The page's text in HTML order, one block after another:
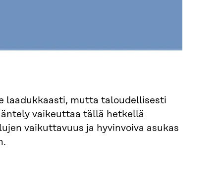
laadukkaasti, mutta taloudellisesti
vaikeuttaa tällä hetkellä
vaikuttavuus ja hyvinvoiva asukas